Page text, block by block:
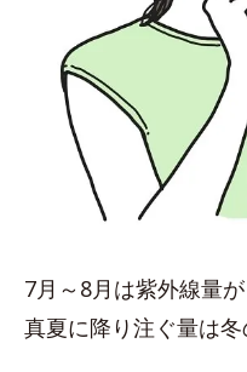
7月～8月は紫外線量
真夏に降り注ぐ量は冬